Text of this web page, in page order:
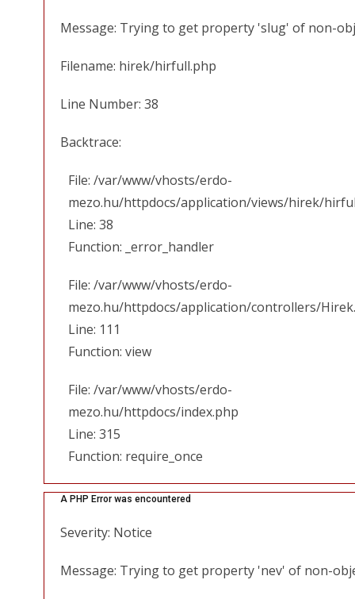
Message: Trying to get property 'slug' of non-
Filename: hirek/hirfull.php
Line Number: 38
Backtrace:
File: /var/www/vhosts/erdo-
mezo.hu/httpdocs/application/views/hirek/
Line: 38
Function: _error_handler
File: /var/www/vhosts/erdo-
mezo.hu/httpdocs/application/controllers/
Line: 111
Function: view
File: /var/www/vhosts/erdo-
mezo.hu/httpdocs/index.php
Line: 315
Function: require_once
A PHP Error was encountered
Severity: Notice
Message: Trying to get property 'nev' of non-